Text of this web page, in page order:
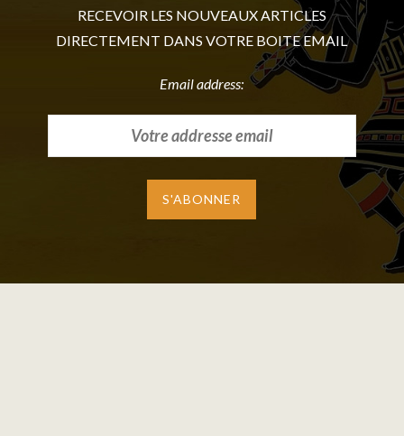
RECEVOIR LES NOUVEAUX ARTICLES
DIRECTEMENT DANS VOTRE BOITE EMAIL
Email address: